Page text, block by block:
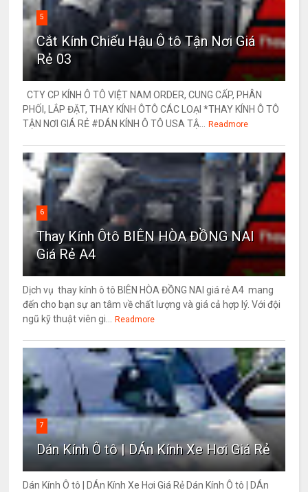
5
Cắt Kính Chiếu Hậu Ô tô Tận Nơi Giá
Rẻ 03
CTY CP KÍNH Ô TÔ VIỆT NAM ORDER, CUNG CẤP, PHÂN
PHỐI, LẮP ĐẶT, THAY KÍNH ÔTÔ CÁC LOẠI *THAY KÍNH Ô TÔ
TẬN NƠI GIÁ RẺ #DÁN KÍNH Ô TÔ USA TẬ...
Readmore
6
Thay Kính Ôtô BIÊN HÒA ĐỒNG NAI
Giá Rẻ A4
Dịch vụ thay kính ô tô BIÊN HÒA ĐỒNG NAI giá rẻ A4 mang
đến cho bạn sự an tâm về chất lượng và giá cả hợp lý. Với đội
ngũ kỹ thuật viên gi...
Readmore
7
Dán Kính Ô tô | DÁn Kính Xe Hơi Giá Rẻ
Dán Kính Ô tô | DÁn Kính Xe Hơi Giá Rẻ Dán Kính Ô tô | DÁn